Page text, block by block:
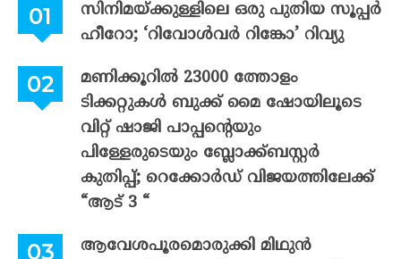
സിനിമയ്ക്കുള്ളിലെ ഒരു പുതിയ സൂപ്പർ
ഹീറോ; ‘റിവോൾവർ റിങ്കോ’ റിവ്യു
മണിക്കൂറിൽ 23000 ത്തോളം
ടിക്കറ്റുകൾ ബുക്ക് മൈ ഷോയിലൂടെ
വിറ്റ് ഷാജി പാപ്പന്റെയും
പിള്ളേരുടെയും ബ്ലോക്ക്ബസ്റ്റർ
കുതിപ്പ്; റെക്കോർഡ് വിജയത്തിലേക്ക്
“ആട് 3 “
ആവേശപൂരമൊരുക്കി മിഥുൻ